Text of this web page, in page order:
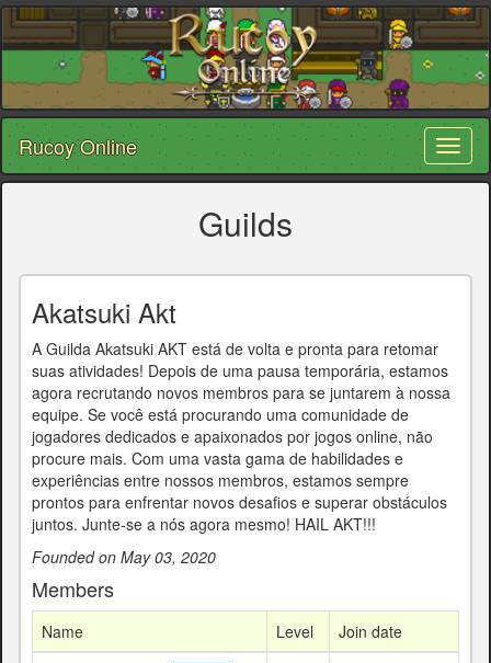
Rucoy Online
Guilds
Akatsuki Akt
A Guilda Akatsuki AKT está de volta e pronta para retomar
suas atividades! Depois de uma pausa temporária, estamos
agora recrutando novos membros para se juntarem à nossa
equipe. Se você está procurando uma comunidade de
jogadores dedicados e apaixonados por jogos online, não
procure mais. Com uma vasta gama de habilidades e
experiências entre nossos membros, estamos sempre
prontos para enfrentar novos desafios e superar obstáculos
juntos. Junte-se a nós agora mesmo! HAIL AKT!!!
Founded on May 03, 2020
Members
Name Level
Join date